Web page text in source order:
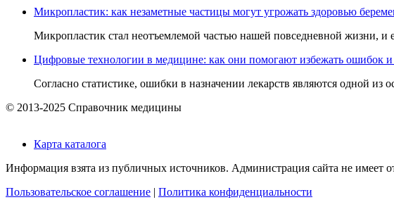
Микропластик: как незаметные частицы могут угрожать здоровью
Микропластик стал неотъемлемой частью нашей повседневной жизни, и
Цифровые технологии в медицине: как они помогают избежать ошибок и
Согласно статистике, ошибки в назначении лекарств являются одной из
© 2013-2025 Справочник медицины
Карта каталога
Информация взята из публичных источников. Администрация сайта не имеет
Пользовательское соглашение
Политика конфиденциальности